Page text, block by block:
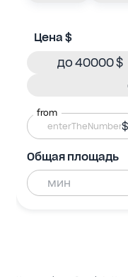
Цена $
до 40000 $
from
$
Общая площадь